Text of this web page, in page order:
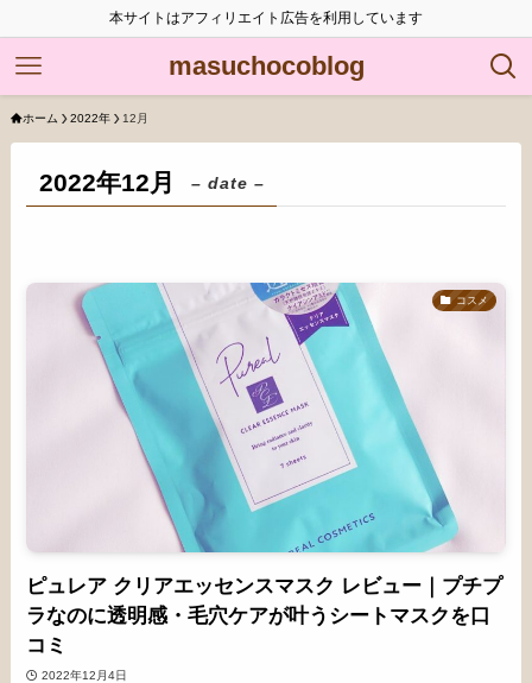
本サイトはアフィリエイト広告を利用しています
masuchocoblog
ホーム 2022年 12月
2022年12月 – date –
コスメ
ピュレア クリアエッセンスマスク レビュー｜プチプ
ラなのに透明感・毛穴ケアが叶うシートマスクを口
コミ
2022年12月4日